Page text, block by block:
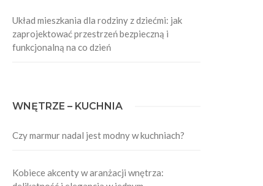
Układ mieszkania dla rodziny z dziećmi: jak
zaprojektować przestrzeń bezpieczną i
funkcjonalną na co dzień
WNĘTRZE – KUCHNIA
Czy marmur nadal jest modny w kuchniach?
Kobiece akcenty w aranżacji wnętrza: